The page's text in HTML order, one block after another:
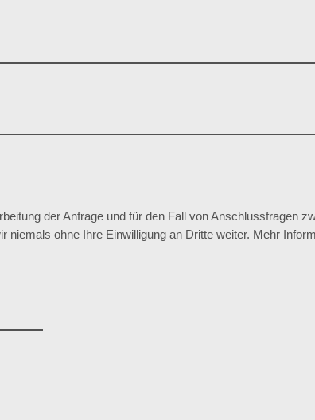
der Anfrage und für den Fall von Anschlussfragen
niemals ohne Ihre Einwilligung an Dritte weiter. Mehr